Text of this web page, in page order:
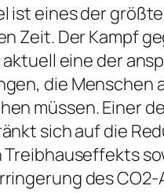
ist eines der
Zeit. Der Kampf
aktuell eine der
die Menschen
müssen. Einer
sich auf die
des